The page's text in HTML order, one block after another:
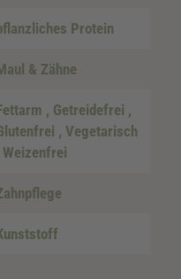
Protein
& Zähne
, Getreidefrei ,
, Vegetarisch
Weizenfrei